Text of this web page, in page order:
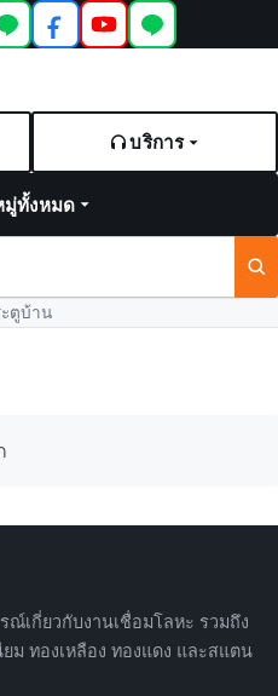
บริการ
ทั้งหมด
ตูบ้าน
ณ์เกี่ยวกับงานเชื่อมโลหะ รวมถึง
ม ทองเหลือง ทองแดง และสแตน